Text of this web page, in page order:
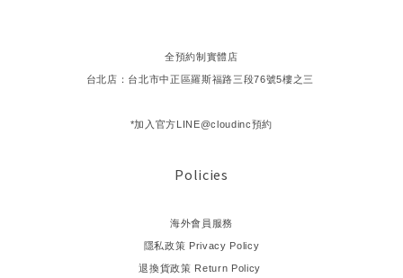
全預約制實體店
台北店：台北市中正區羅斯福路三段76號5樓之三
*加入官方LINE@cloudinc預約
Policies
海外會員服務
隱私政策 Privacy Policy
退換貨政策 Return Policy